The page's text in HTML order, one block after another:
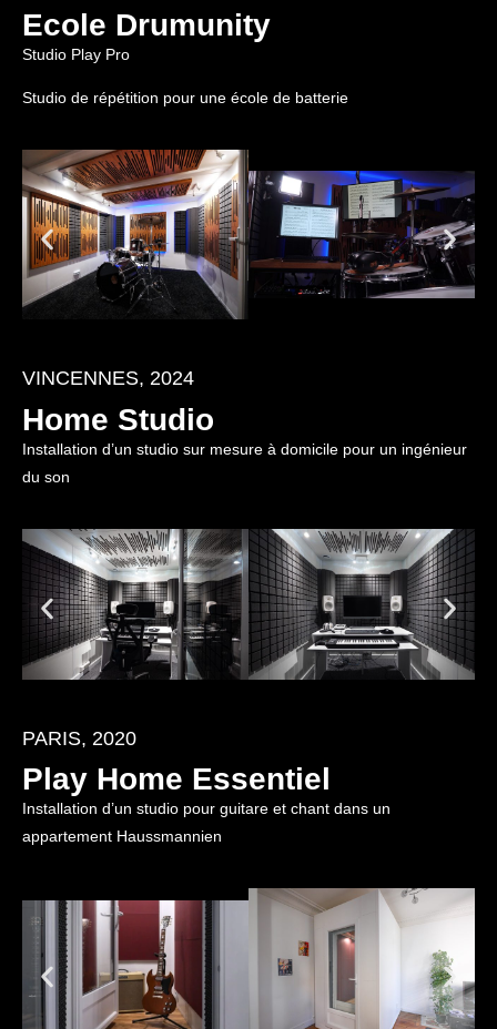
Ecole Drumunity
Studio Play Pro
Studio de répétition pour une école de batterie
VINCENNES, 2024
Home Studio
Installation d’un studio sur mesure à domicile pour un ingénieur
du son
PARIS, 2020
Play Home Essentiel
Installation d’un studio pour guitare et chant dans un
appartement Haussmannien